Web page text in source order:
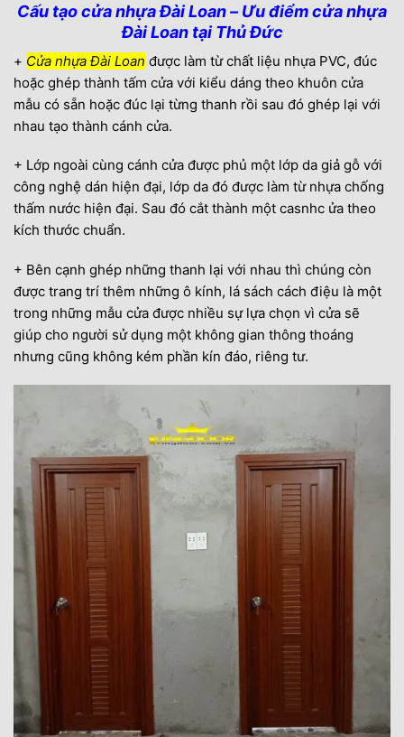
Cấu tạo cửa nhựa Đài Loan – Ưu điểm cửa nhựa
Đài Loan tại Thủ Đức
+ Cửa nhựa Đài Loan được làm từ chất liệu nhựa PVC, đúc
hoặc ghép thành tấm cửa với kiểu dáng theo khuôn cửa
mẫu có sẵn hoặc đúc lại từng thanh rồi sau đó ghép lại với
nhau tạo thành cánh cửa.
+ Lớp ngoài cùng cánh cửa được phủ một lớp da giả gỗ với
công nghệ dán hiện đại, lớp da đó được làm từ nhựa chống
thấm nước hiện đại. Sau đó cắt thành một casnhc ửa theo
kích thước chuẩn.
+ Bên cạnh ghép những thanh lại với nhau thì chúng còn
được trang trí thêm những ô kính, lá sách cách điệu là một
trong những mẫu cửa được nhiều sự lựa chọn vì cửa sẽ
giúp cho người sử dụng một không gian thông thoáng
nhưng cũng không kém phần kín đáo, riêng tư.